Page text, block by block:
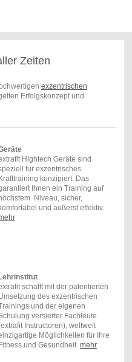
Zeiten
exzentrischen
Erfolgskonzept und
Hightech Geräte sind
für exzentrisches
konzipiert. Das
Ihnen ein Training auf
Niveau, sicher,
und äußerst effektiv.
schafft mit der patentierten
des exzentrischen
und der eigenen
versierter Fachleute
Instructoren), weltweit
Möglichkeiten für Ihre
und Gesundheit. mehr